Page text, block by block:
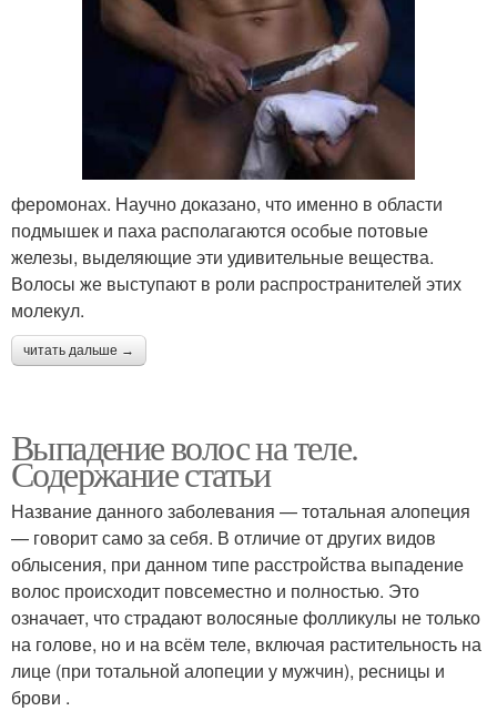
Волосы при
беременности
Волосы на животе
Волосы во время Волос во время
Волос при
беременности
феромонах. Научно доказано, что именно в области
подмышек и паха располагаются особые потовые
железы, выделяющие эти удивительные вещества.
Волосы же выступают в роли распространителей этих
молекул.
читать дальше →
Выпадение волос на теле.
Содержание статьи
Название данного заболевания — тотальная алопеция
— говорит само за себя. В отличие от других видов
облысения, при данном типе расстройства выпадение
волос происходит повсеместно и полностью. Это
означает, что страдают волосяные фолликулы не только
на голове, но и на всём теле, включая растительность на
лице (при тотальной алопеции у мужчин), ресницы и
брови .